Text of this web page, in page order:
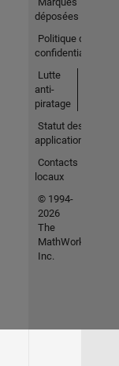
déposées
Politique de
confidentialité
Lutte
anti-
piratage
Statut des
applications
Contacts
locaux
© 1994-
2026
The
MathWorks,
Inc.